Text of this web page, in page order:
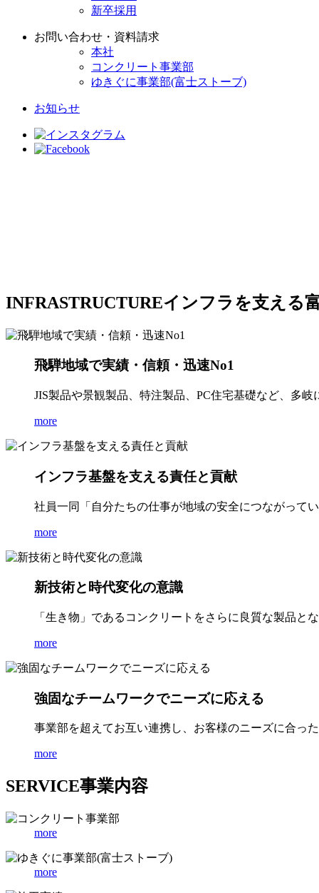
新卒採用
お問い合わせ・資料請求
本社
コンクリート事業部
ゆきぐに事業部(富士ストーブ)
お知らせ
INFRASTRUCTUREインフラを支える
飛騨地域で実績・信頼・迅速No1
JIS製品や景観製品、特注製品、PC住宅基礎など、多
more
インフラ基盤を支える責任と貢献
社員一同「自分たちの仕事が地域の安全につながって
more
新技術と時代変化の意識
「生き物」であるコンクリートをさらに良質な製品と
more
強固なチームワークでニーズに応える
事業部を超えてお互い連携し、お客様のニーズに合っ
more
SERVICE事業内容
more
more